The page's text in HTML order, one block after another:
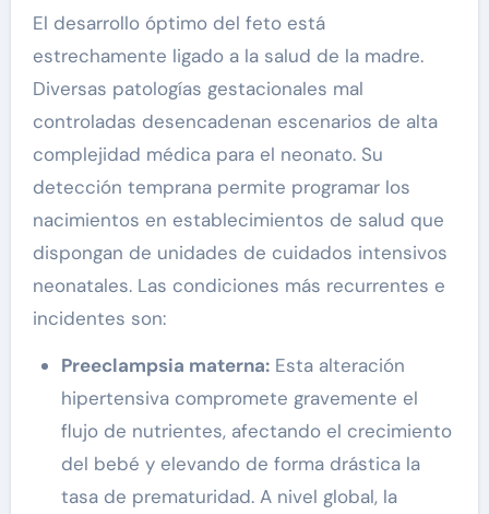
El desarrollo óptimo del feto está
estrechamente ligado a la salud de la madre.
Diversas patologías gestacionales mal
controladas desencadenan escenarios de alta
complejidad médica para el neonato. Su
detección temprana permite programar los
nacimientos en establecimientos de salud que
dispongan de unidades de cuidados intensivos
neonatales. Las condiciones más recurrentes e
incidentes son:
Preeclampsia materna:Esta alteración
hipertensiva compromete gravemente el
flujo de nutrientes, afectando el crecimiento
del bebé y elevando de forma drástica la
tasa de prematuridad. A nivel global, la